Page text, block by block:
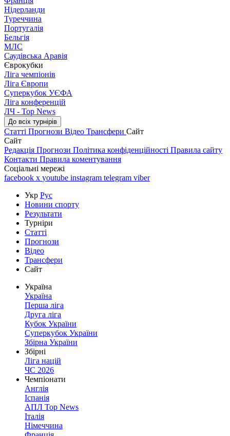
Нідерланди
Туреччина
Португалія
Бельгія
МЛС
Саудівська Аравія
Єврокубки
Ліга чемпіонів
Ліга Європи
Суперкубок УЄФА
Ліга конференцій
ЛЧ - Top News
До всіх турнірів
Статті Прогнози Відео Трансфери Сайт
Сайт
Редакція Прогнози Політика конфіденційності Правила сайту
Контакти Правила коментування
Соціальні мережі
facebook x youtube instagram telegram viber
Укр Рус
Новини спорту
Результати
Турніри
Статті
Прогнози
Відео
Трансфери
Сайт
Україна
Україна
Перша ліга
Друга ліга
Кубок України
Суперкубок України
Збірна України
Збірні
Ліга націй
ЧС 2026
Чемпіонати
Англія
Іспанія
АПЛ Top News
Італія
Німеччина